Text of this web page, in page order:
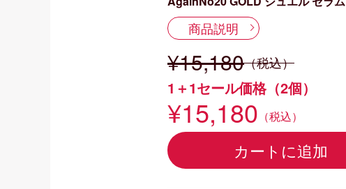
商品説明
¥15,180（税込）
1＋1セール価格（2個）
¥15,180 （税込）
カートに追加